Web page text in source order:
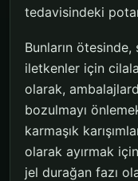
tedavisindeki
Bunların
iletkenler için
olarak,
bozulmayı
karmaşık
olarak ayırmak
jel durağan fazı